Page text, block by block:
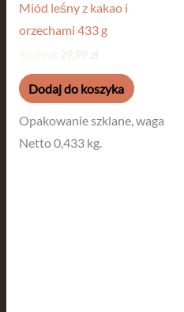
Miód leśny z kakao i
orzechami 433 g
Dodaj do koszyka
Opakowanie szklane, waga
Netto 0,433 kg.